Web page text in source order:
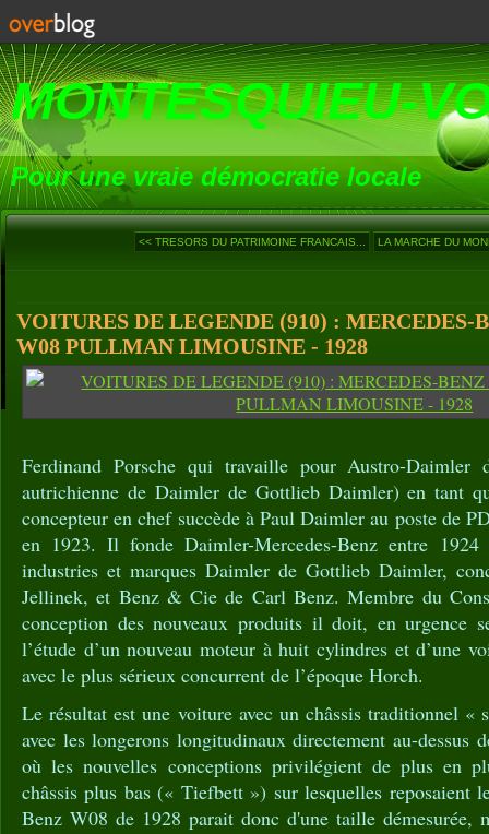
MONTESQUIEU-
Pour une vraie démocratie locale
<< TRESORS DU PATRIMOINE FRANCAIS... LA MARCHE DU
VOITURES DE LEGENDE (910) : MERCEDES-
W08 PULLMAN LIMOUSINE - 1928
Ferdinand Porsche qui travaille pour Austro-
autrichienne de Daimler de Gottlieb Daimler) en tant
concepteur en chef succède à Paul Daimler au poste de
en 1923. Il fonde Daimler-Mercedes-Benz entre
industries et marques Daimler de Gottlieb Daimler,
Jellinek, et Benz & Cie de Carl Benz. Membre du
conception des nouveaux produits il doit, en urgence
l’étude d’un nouveau moteur à huit cylindres et d’une
avec le plus sérieux concurrent de l’époque Horch.
Le résultat est une voiture avec un châssis traditionnel «
avec les longerons longitudinaux directement au-dessus
où les nouvelles conceptions privilégient de plus en
châssis plus bas (« Tiefbett ») sur lesquelles reposaient
Benz W08 de 1928 parait donc d'une taille démesurée,